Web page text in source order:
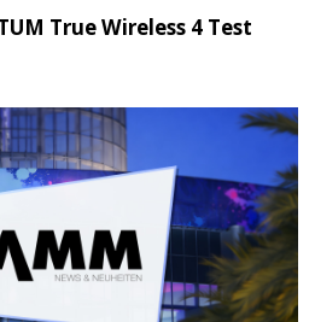
True Wireless 4 Test